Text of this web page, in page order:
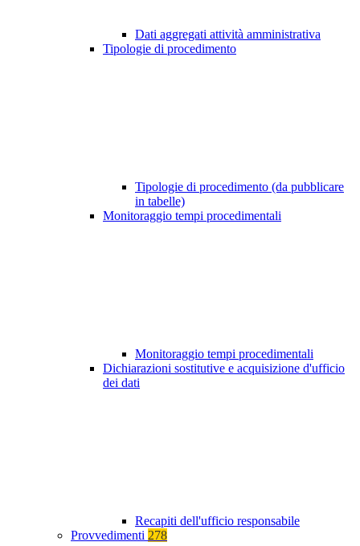
Dati aggregati attività amministrativa
Tipologie di procedimento
Tipologie di procedimento (da pubblicare
in tabelle)
Monitoraggio tempi procedimentali
Monitoraggio tempi procedimentali
Dichiarazioni sostitutive e acquisizione d'ufficio
dei dati
Recapiti dell'ufficio responsabile
Provvedimenti 278